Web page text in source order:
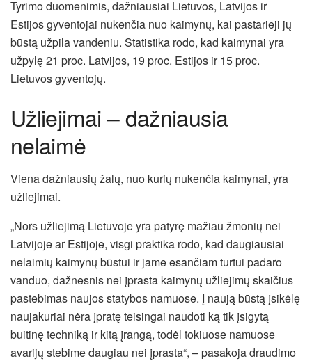
Tyrimo duomenimis, dažniausiai Lietuvos, Latvijos ir
Estijos gyventojai nukenčia nuo kaimynų, kai pastarieji jų
būstą užpila vandeniu. Statistika rodo, kad kaimynai yra
užpylę 21 proc. Latvijos, 19 proc. Estijos ir 15 proc.
Lietuvos gyventojų.
Užliejimai – dažniausia
nelaimė
Viena dažniausių žalų, nuo kurių nukenčia kaimynai, yra
užliejimai.
„Nors užliejimą Lietuvoje yra patyrę mažiau žmonių nei
Latvijoje ar Estijoje, visgi praktika rodo, kad daugiausiai
nelaimių kaimynų būstui ir jame esančiam turtui padaro
vanduo, dažnesnis nei įprasta kaimynų užliejimų skaičius
pastebimas naujos statybos namuose. Į naują būstą įsikėlę
naujakuriai nėra įpratę teisingai naudoti ką tik įsigytą
buitinę techniką ir kitą įrangą, todėl tokiuose namuose
avarijų stebime daugiau nei įprasta“, – pasakoja draudimo